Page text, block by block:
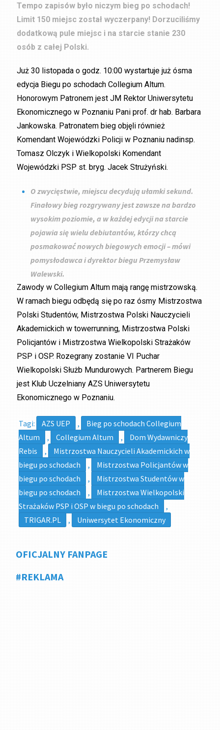
Tempo zapisów było niczym bieg po schodach!
Limit 150 miejsc został wyczerpany! Dorzuciliśmy
dodatkową pule miejsc i na starcie stanie 230
osób z całej Polski.
Już 30 listopada o godz. 10:00 wystartuje już ósma
edycja Biegu po schodach Collegium Altum.
Honorowym Patronem jest JM Rektor Uniwersytetu
Ekonomicznego w Poznaniu Pani prof. dr hab. Barbara
Jankowska. Patronatem bieg objęli również
Komendant Wojewódzki Policji w Poznaniu nadinsp.
Tomasz Olczyk i Wielkopolski Komendant
Wojewódzki PSP st. bryg. Jacek Strużyński.
O zwycięstwie, miejscu decydują ułamki sekund.
Finałowy bieg rozgrywany jest zawsze na bardzo
wysokim poziomie, a w każdej edycji na starcie
pojawia się wielu debiutantów, którzy chcą
posmakować nowych biegowych emocji – mówi
pomysłodawca i dyrektor biegu Przemysław
Walewski.
Zawody w Collegium Altum mają rangę mistrzowską.
W ramach biegu odbędą się po raz ósmy Mistrzostwa
Polski Studentów, Mistrzostwa Polski Nauczycieli
Akademickich w towerrunning, Mistrzostwa Polski
Policjantów i Mistrzostwa Wielkopolski Strażaków
PSP i OSP. Rozegrany zostanie VI Puchar
Wielkopolski Służb Mundurowych. Partnerem Biegu
jest Klub Uczelniany AZS Uniwersytetu
Ekonomicznego w Poznaniu.
Tagi: AZS UEP ,
Bieg po schodach Collegium
Altum
, Collegium Altum ,
Dom Wydawniczy
Rebis
,
Mistrzostwa Nauczycieli Akademickich w
biegu po schodach
,
Mistrzostwa Policjantów w
biegu po schodach
,
Mistrzostwa Studentów w
biegu po schodach
,
Mistrzostwa Wielkopolski
Strażaków PSP i OSP w biegu po schodach
,
TRIGAR.PL
, Uniwersytet Ekonomiczny
OFICJALNY FANPAGE
#REKLAMA